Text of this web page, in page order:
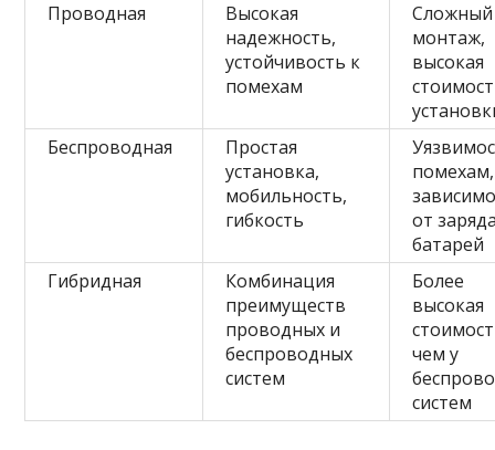
Проводная
Высокая
надежность,
устойчивость к
помехам
Сложный
монтаж,
высокая
Беспроводная
Простая
установка,
мобильность,
гибкость
помехам,
от
батарей
Гибридная
Комбинация
преимуществ
проводных и
беспроводных
систем
Более
высокая
чем у
систем